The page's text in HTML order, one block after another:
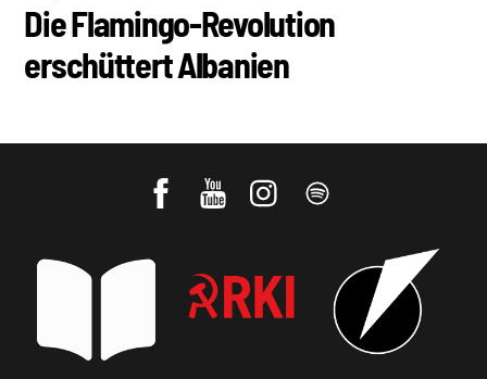
Die Flamingo-Revolution
erschüttert Albanien